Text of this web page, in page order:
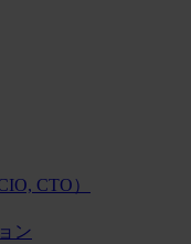
CTO）
ン